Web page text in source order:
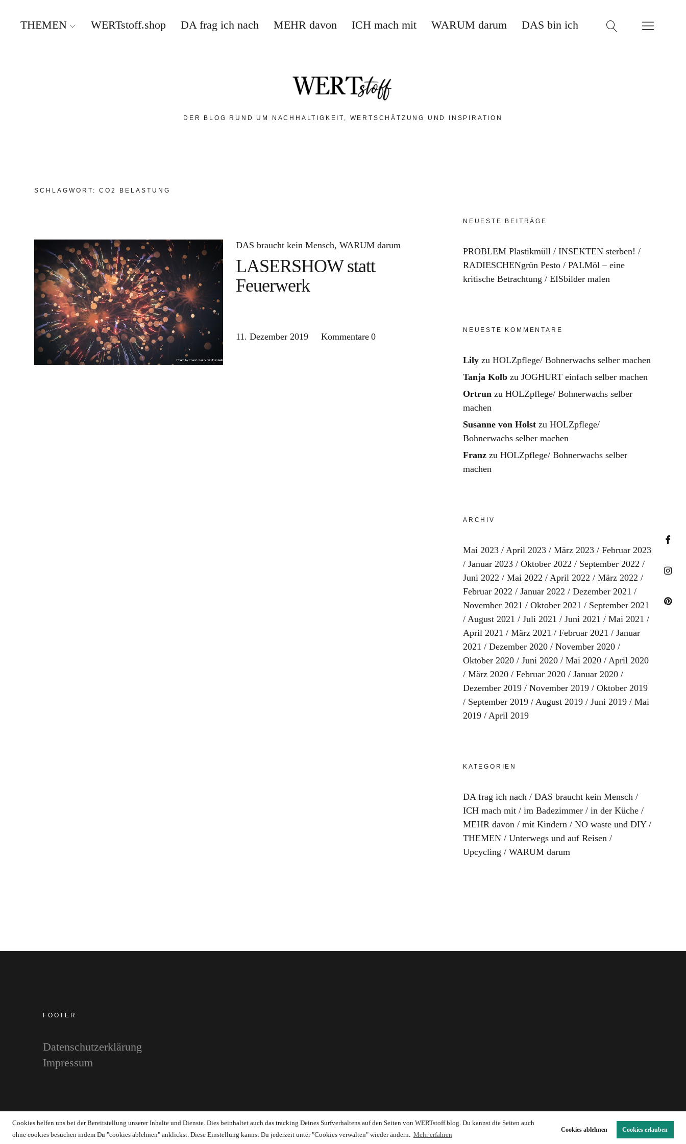
Cookies helfen uns bei der Bereitstellung unserer Inhalte und Dienste. Dies beinhaltet auch das tracking Deines Surfverhaltens auf den Seiten von WERTstoff.blog. Du kannst die Seiten auch
ohne cookies besuchen indem Du "cookies ablehnen" anklickst. Diese Einstellung kannst Du jederzeit unter "Cookies verwalten" wieder ändern. Mehr erfahren
Cookies ablehnen Cookies erlauben
THEMEN WERTstoff.shop DA frag ich nach MEHR davon ICH mach mit WARUM darum DAS bin ich
DER BLOG RUND UM NACHHALTIGKEIT, WERTSCHÄTZUNG UND INSPIRATION
SCHLAGWORT: CO2 BELASTUNG
DAS braucht kein Mensch WARUM darum
LASERSHOW statt
Feuerwerk
11. Dezember 2019 Kommentare 0
NEUESTE BEITRÄGE
PROBLEM Plastikmüll
INSEKTEN sterben!
RADIESCHENgrün Pesto
PALMöl – eine
kritische Betrachtung
EISbilder malen
NEUESTE KOMMENTARE
Lily zu HOLZpflege/ Bohnerwachs selber machen
Tanja Kolb zu JOGHURT einfach selber machen
Ortrun zu HOLZpflege/ Bohnerwachs selber
machen
Susanne von Holst zu HOLZpflege/
Bohnerwachs selber machen
Franz zu HOLZpflege/ Bohnerwachs selber
machen
ARCHIV
Mai 2023 April 2023 März 2023
Februar 2023
Januar 2023
Oktober 2022
September 2022
Juni 2022
Mai 2022 April 2022
März 2022
Februar 2022
Januar 2022
Dezember 2021
November 2021
Oktober 2021
September 2021
August 2021
Juli 2021 Juni 2021
Mai 2021
April 2021
März 2021 Februar 2021
Januar
2021
Dezember 2020
November 2020
Oktober 2020
Juni 2020 Mai 2020
April 2020
März 2020
Februar 2020
Januar 2020
Dezember 2019
November 2019
Oktober 2019
September 2019
August 2019 Juni 2019
Mai
2019
April 2019
KATEGORIEN
DA frag ich nach
DAS braucht kein Mensch
ICH mach mit
im Badezimmer
in der Küche
MEHR davon
mit Kindern
NO waste und DIY
THEMEN
Unterwegs und auf Reisen
Upcycling
WARUM darum
FOOTER
Datenschutzerklärung
Impressum
Copyright © 2026 WERTstoff.blog